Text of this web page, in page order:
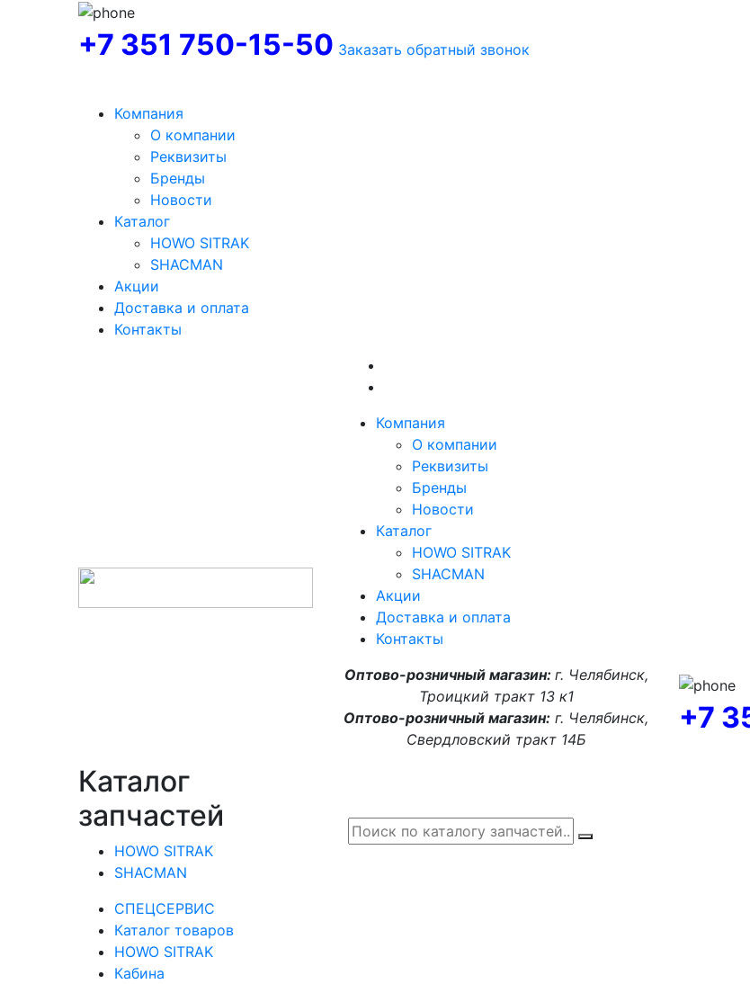
+7 351 750-15-50 Заказать обратный звонок
Компания
О компании
Реквизиты
Бренды
Новости
Каталог
HOWO SITRAK
SHACMAN
Акции
Доставка и оплата
Контакты
Компания
О компании
Реквизиты
Бренды
Новости
Каталог
HOWO SITRAK
SHACMAN
Акции
Доставка и оплата
Контакты
Оптово-розничный магазин: г. Челябинск,
Троицкий тракт 13 к1
Оптово-розничный магазин: г. Челябинск,
Свердловский тракт 14Б
+7
Каталог
запчастей
HOWO SITRAK
SHACMAN
СПЕЦСЕРВИС
Каталог товаров
HOWO SITRAK
Кабина